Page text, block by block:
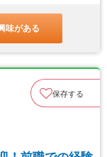
味がある
保存する